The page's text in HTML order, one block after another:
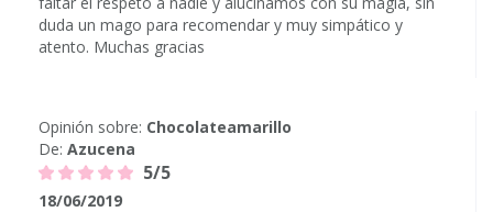
duda un mago para recomendar y muy simpático y
atento. Muchas gracias
Opinión sobre: Chocolateamarillo
De: Azucena
5/5
18/06/2019